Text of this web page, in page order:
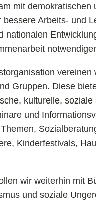
mit
bessere Arbeits- und
nationalen
Gruppen. Diese
kulturelle,
und
Kinderfestivals,
wir weiterhin mit
und soziale